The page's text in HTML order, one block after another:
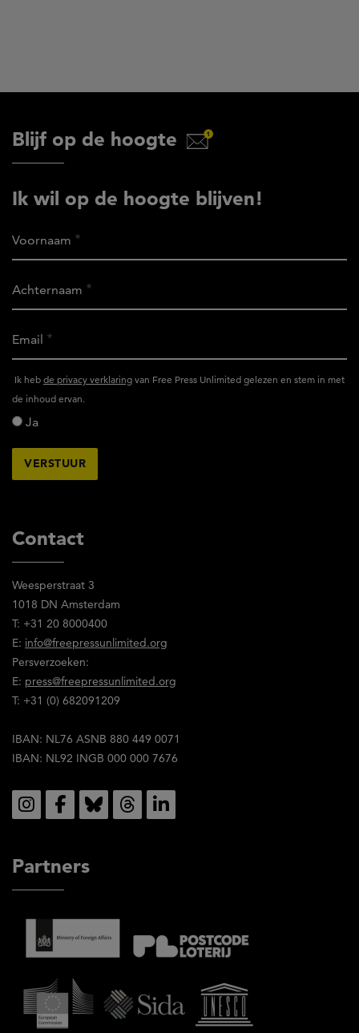
Contact
Weesperstraat 3
1018 DN Amsterdam
T: +31 20 8000400
E: info@freepressunlimited.org
Persverzoeken:
E: press@freepressunlimited.org
T: +31 (0) 682091209
IBAN: NL76 ASNB 880 449 0071
IBAN: NL92 INGB 000 000 7676
Social
Partners
Blijf op de hoogte
Ik wil op de hoogte blijven!
Voornaam
Achternaam
Email
Ik
heb
het
reglement
Unlimited
stem
in
met
de
inhoud
ervan.
Ik heb de privacy verklaring van Free Press Unlimited gelezen en stem in met
de inhoud ervan.
Ja